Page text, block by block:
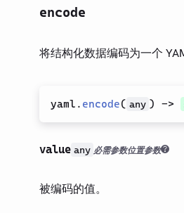
encode
将结构化数据编码为一个
yaml. encode( any ) ->
value any 必需参数位置参数
被编码的值。